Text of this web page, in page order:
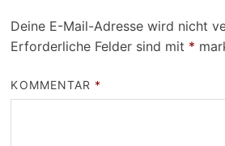
Deine E-Mail-Adresse wird nicht
Erforderliche Felder sind mit *
KOMMENTAR *